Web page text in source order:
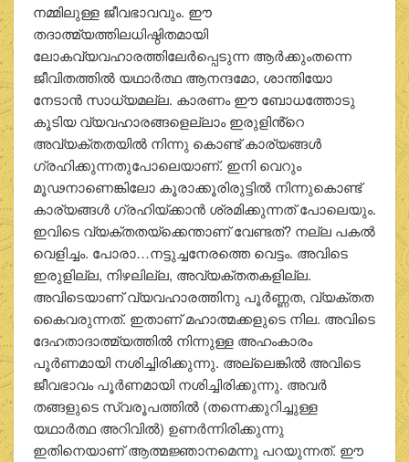
നമ്മിലുള്ള ജീവഭാവവും. ഈ
തദാത്മ്യത്തിലധിഷ്ഠിതമായി
ലോകവ്യവഹാരത്തിലേർപ്പെടുന്ന ആർക്കുംതന്നെ
ജീവിതത്തിൽ യഥാർത്ഥ ആനന്ദമോ, ശാന്തിയോ
നേടാൻ സാധ്യമല്ല. കാരണം ഈ ബോധത്തോടു
കൂടിയ വ്യവഹാരങ്ങളെല്ലാം ഇരുളിൻ്റെ
അവ്യക്തതയിൽ നിന്നു കൊണ്ട് കാര്യങ്ങൾ
ഗ്രഹിക്കുന്നതുപോലെയാണ്. ഇനി വെറും
മൂഢനാണെങ്കിലോ കൂരാക്കൂരിരുട്ടിൽ നിന്നുകൊണ്ട്
കാര്യങ്ങൾ ഗ്രഹിയ്ക്കാൻ ശ്രമിക്കുന്നത് പോലെയും.
ഇവിടെ വ്യക്തതയ്ക്കെന്താണ് വേണ്ടത്? നല്ല പകൽ
വെളിച്ചം. പോരാ…നട്ടുച്ചനേരത്തെ വെട്ടം. അവിടെ
ഇരുളില്ല, നിഴലില്ല, അവ്യക്തതകളില്ല.
അവിടെയാണ് വ്യവഹാരത്തിനു പൂർണ്ണത, വ്യക്തത
കൈവരുന്നത്. ഇതാണ് മഹാത്മക്കളുടെ നില. അവിടെ
ദേഹതാദാത്മ്യത്തിൽ നിന്നുള്ള അഹംകാരം
പൂർണമായി നശിച്ചിരിക്കുന്നു. അല്ലെങ്കിൽ അവിടെ
ജീവഭാവം പൂർണമായി നശിച്ചിരിക്കുന്നു. അവർ
തങ്ങളുടെ സ്വരൂപത്തിൽ (തന്നെക്കുറിച്ചുള്ള
യഥാർത്ഥ അറിവിൽ) ഉണർന്നിരിക്കുന്നു
ഇതിനെയാണ് ആത്മജ്ഞാനമെന്നു പറയുന്നത്. ഈ